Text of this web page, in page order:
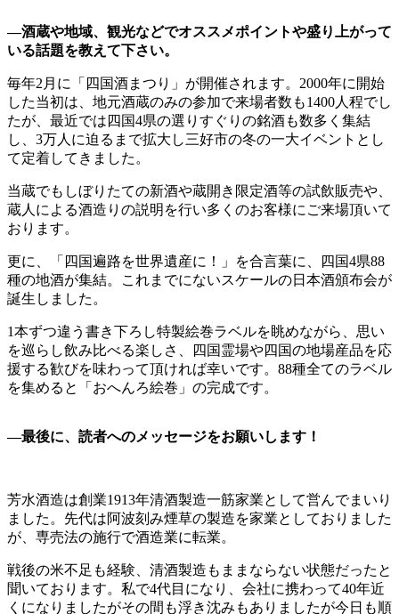
―酒蔵や地域、観光などでオススメポイントや盛り上がって
いる話題を教えて下さい。
毎年2月に「四国酒まつり」が開催されます。2000年に開始
した当初は、地元酒蔵のみの参加で来場者数も1400人程でし
たが、最近では四国4県の選りすぐりの銘酒も数多く集結
し、3万人に迫るまで拡大し三好市の冬の一大イベントとし
て定着してきました。
当蔵でもしぼりたての新酒や蔵開き限定酒等の試飲販売や、
蔵人による酒造りの説明を行い多くのお客様にご来場頂いて
おります。
更に、「四国遍路を世界遺産に！」を合言葉に、四国4県88
種の地酒が集結。これまでにないスケールの日本酒頒布会が
誕生しました。
1本ずつ違う書き下ろし特製絵巻ラベルを眺めながら、思い
を巡らし飲み比べる楽しさ、四国霊場や四国の地場産品を応
援する歓びを味わって頂ければ幸いです。88種全てのラベル
を集めると「おへんろ絵巻」の完成です。
―最後に、読者へのメッセージをお願いします！
芳水酒造は創業1913年清酒製造一筋家業として営んでまいり
ました。先代は阿波刻み煙草の製造を家業としておりました
が、専売法の施行で酒造業に転業。
戦後の米不足も経験、清酒製造もままならない状態だったと
聞いております。私で4代目になり、会社に携わって40年近
くになりましたがその間も浮き沈みもありましたが今日も順